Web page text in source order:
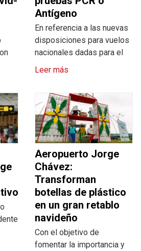
Antígeno
En referencia a las nuevas
disposiciones para vuelos
nacionales dadas para el
Leer más
Aeropuerto Jorge
Chávez:
Transforman
botellas de plástico
en un gran retablo
navideño
Con el objetivo de
fomentar la importancia y